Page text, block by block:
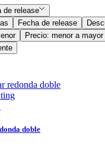
de release
Fecha de release
Precio: menor a mayor
doble